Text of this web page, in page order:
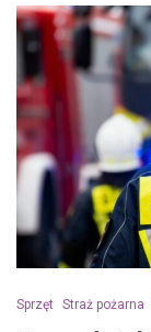
Sprzęt Straż pożarna